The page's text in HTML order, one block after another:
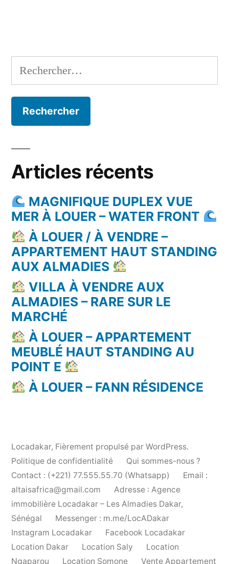
Rechercher :
Articles récents
MAGNIFIQUE DUPLEX VUE
MER À LOUER – WATER FRONT
À LOUER / À VENDRE –
APPARTEMENT HAUT STANDING
AUX ALMADIES
VILLA À VENDRE AUX
ALMADIES – RARE SUR LE
MARCHÉ
À LOUER – APPARTEMENT
MEUBLÉ HAUT STANDING AU
POINT E
À LOUER – FANN RÉSIDENCE
Locadakar, Fièrement propulsé par WordPress.
Politique de confidentialité
Qui sommes-nous ?
Contact : (+221) 77.555.55.70 (Whatsapp)
Email :
altaisafrica@gmail.com
Adresse : Agence
immobilière Locadakar – Les Almadies Dakar,
Sénégal
Messenger : m.me/LocADakar
Instagram Locadakar
Facebook Locadakar
Location Dakar
Location Saly
Location
Ngaparou
Location Somone Vente Appartement